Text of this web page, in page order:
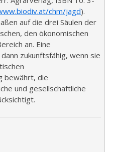
chm/jagd).
auf die drei Säulen der
den ökonomischen
an. Eine
zukunftsfähig, wenn sie
bewährt, die
und gesellschaftliche